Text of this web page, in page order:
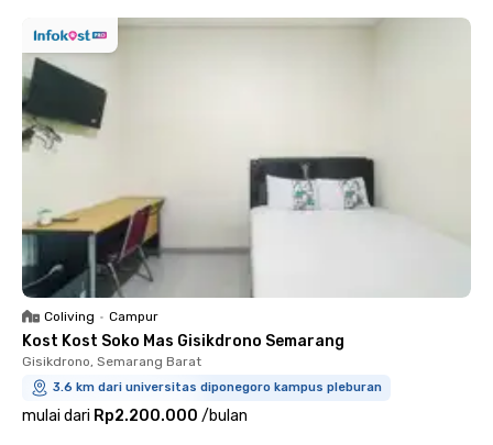
Coliving • Campur
Kost Kost Soko Mas Gisikdrono Semarang
Gisikdrono, Semarang Barat
3.6 km dari universitas diponegoro kampus pleburan
mulai dari Rp2.200.000 /bulan